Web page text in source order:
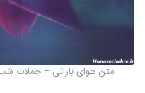
متن هوای بارانی + جملات شب